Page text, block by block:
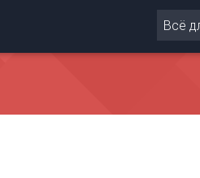
Всё